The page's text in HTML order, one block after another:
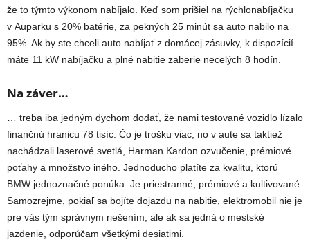
že to týmto výkonom nabíjalo. Keď som prišiel na rýchlonabíjačku
v Auparku s 20% batérie, za pekných 25 minút sa auto nabilo na
95%. Ak by ste chceli auto nabíjať z domácej zásuvky, k dispozícií
máte 11 kW nabíjačku a plné nabitie zaberie necelých 8 hodín.
Na záver…
… treba iba jedným dychom dodať, že nami testované vozidlo lízalo
finančnú hranicu 78 tisíc. Čo je trošku viac, no v aute sa taktiež
nachádzali laserové svetlá, Harman Kardon ozvučenie, prémiové
poťahy a množstvo iného. Jednoducho platíte za kvalitu, ktorú
BMW jednoznačné ponúka. Je priestranné, prémiové a kultivované.
Samozrejme, pokiaľ sa bojíte dojazdu na nabitie, elektromobil nie je
pre vás tým správnym riešením, ale ak sa jedná o mestské
jazdenie, odporúčam všetkými desiatimi.